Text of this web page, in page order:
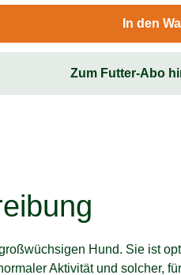
In den
Zum Futter-Abo
Hund. Sie ist
Aktivität und solcher,